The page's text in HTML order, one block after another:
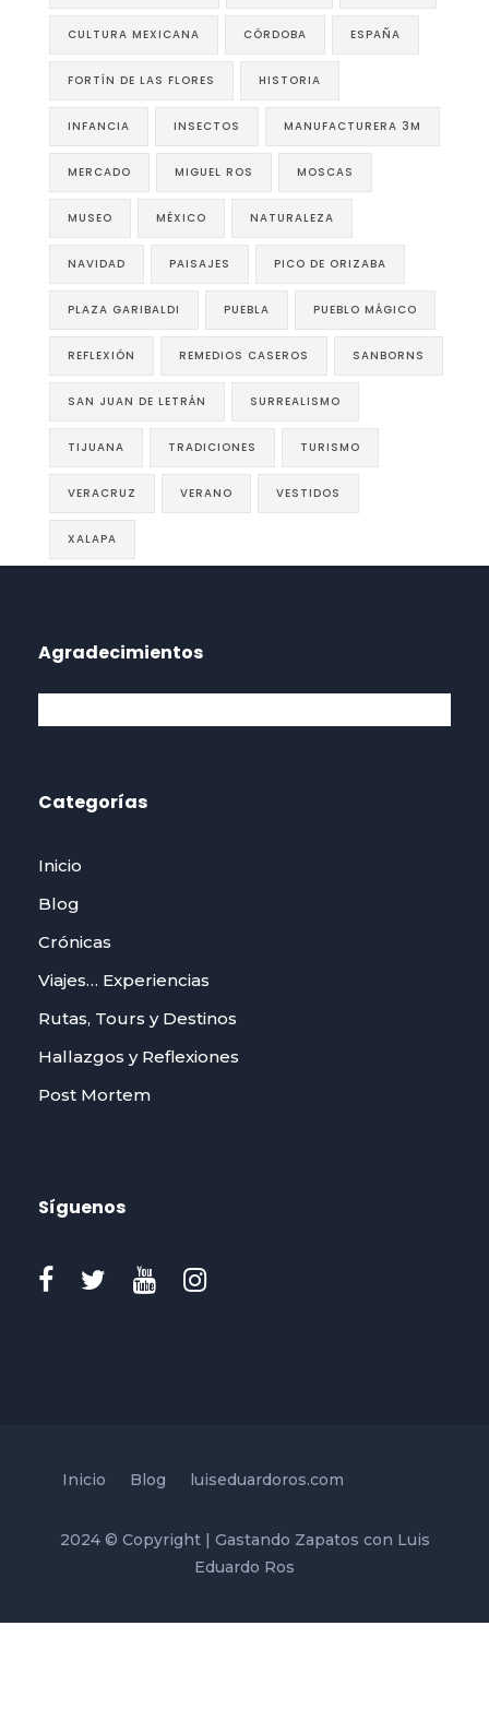
CULTURA MEXICANA CÓRDOBA ESPAÑA
FORTÍN DE LAS FLORES HISTORIA
INFANCIA INSECTOS MANUFACTURERA 3M
MERCADO MIGUEL ROS MOSCAS
MUSEO MÉXICO NATURALEZA
NAVIDAD PAISAJES PICO DE ORIZABA
PLAZA GARIBALDI PUEBLA PUEBLO MÁGICO
REFLEXIÓN REMEDIOS CASEROS SANBORNS
SAN JUAN DE LETRÁN SURREALISMO
TIJUANA TRADICIONES TURISMO
VERACRUZ VERANO VESTIDOS
XALAPA
Agradecimientos
Categorías
Inicio
Blog
Crónicas
Viajes… Experiencias
Rutas, Tours y Destinos
Hallazgos y Reflexiones
Post Mortem
Síguenos
Inicio Blog luiseduardoros.com
2024 © Copyright | Gastando Zapatos con Luis
Eduardo Ros